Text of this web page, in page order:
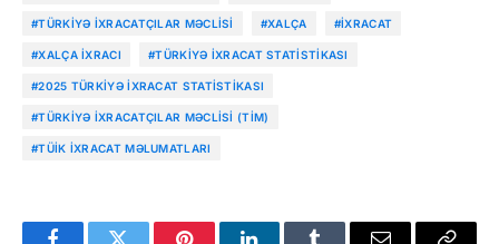
#TÜRKIYƏ İXRACATÇILAR MƏCLISI #XALÇA #IXRACAT
#XALÇA IXRACI #TÜRKIYƏ IXRACAT STATISTIKASI
#2025 TÜRKIYƏ IXRACAT STATISTIKASI
#TÜRKIYƏ İXRACATÇILAR MƏCLISI (TİM)
#TÜİK IXRACAT MƏLUMATLARI